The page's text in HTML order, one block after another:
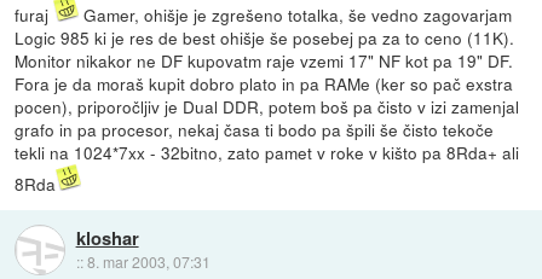
furaj
Gamer, ohišje je zgrešeno totalka, še vedno zagovarjam
Logic 985 ki je res de best ohišje še posebej pa za to ceno (11K).
Monitor nikakor ne DF kupovatm raje vzemi 17" NF kot pa 19" DF.
Fora je da moraš kupit dobro plato in pa RAMe (ker so pač exstra
pocen), priporočljiv je Dual DDR, potem boš pa čisto v izi zamenjal
grafo in pa procesor, nekaj časa ti bodo pa špili še čisto tekoče
tekli na 1024*7xx - 32bitno, zato pamet v roke v kišto pa 8Rda+ ali
8Rda
kloshar
::8. mar 2003, 07:31